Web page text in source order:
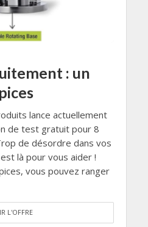
: un
lance actuellement
de test gratuit pour 8
de désordre dans vos
là pour vous aider !
vous pouvez ranger
L'OFFRE